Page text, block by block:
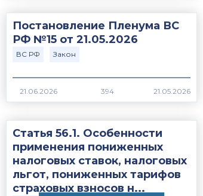
Постановление Пленума ВС
РФ №15 от 21.05.2026
ВС РФ Закон
394
Статья 56.1. Особенности
применения пониженных
налоговых ставок, налоговых
льгот, пониженных тарифов
страховых взносов н...